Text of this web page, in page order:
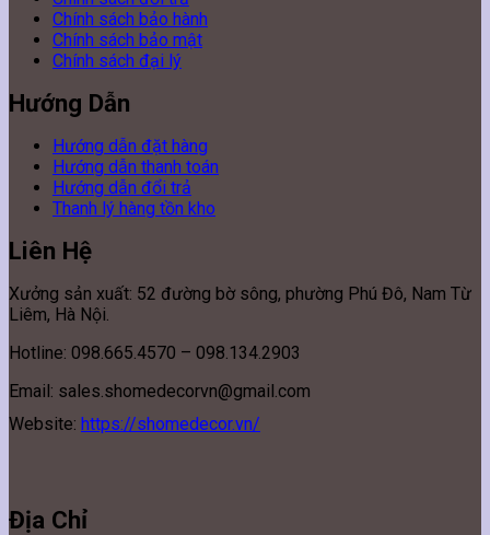
Chính sách bảo hành
Chính sách bảo mật
Chính sách đại lý
Hướng Dẫn
Hướng dẫn đặt hàng
Hướng dẫn thanh toán
Hướng dẫn đổi trả
Thanh lý hàng tồn kho
Liên Hệ
Xưởng sản xuất: 52 đường bờ sông, phường Phú Đô, Nam Từ
Liêm, Hà Nội.
Hotline: 098.665.4570 – 098.134.2903
Email: sales.shomedecorvn@gmail.com
Website: https://shomedecor.vn/
Địa Chỉ